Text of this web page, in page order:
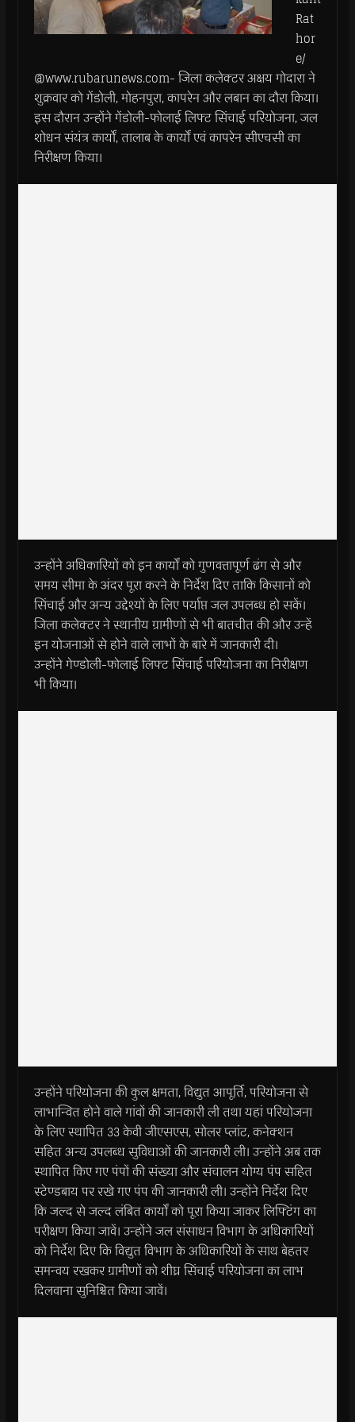
Rat
hor
e/
@www.rubarunews.com- जिला कलेक्टर अक्षय गोदारा ने
शुक्रवार को गेंडोली, मोहनपुरा, कापरेन और लबान का दौरा किया।
इस दौरान उन्‍होंने गेंडोली-फोलाई लिफ्ट सिंचाई परियोजना, जल
शोधन संयंत्र कार्यों, तालाब के कार्यों एवं कापरेन सीएचसी का
निरीक्षण किया।
उन्होंने अधिकारियों को इन कार्यों को गुणवत्तापूर्ण ढंग से और
समय सीमा के अंदर पूरा करने के निर्देश दिए ताकि किसानों को
सिंचाई और अन्य उद्देश्यों के लिए पर्याप्त जल उपलब्ध हो सकें।
जिला कलेक्टर ने स्थानीय ग्रामीणों से भी बातचीत की और उन्हें
इन योजनाओं से होने वाले लाभों के बारे में जानकारी दी।
उन्होंने गेण्‍डोली-फोलाई लिफ्ट सिंचाई परियोजना का निरीक्षण
भी किया।
उन्होंने परियोजना की कुल क्षमता, विद्युत आपूर्ति, परियोजना से
लाभान्वित होने वाले गांवों की जानकारी ली तथा यहां परियोजना
के लिए स्‍थापित 33 केवी जीएसएस, सोलर प्‍लांट, कनेक्‍शन
सहित अन्‍य उपलब्‍ध सुविधाओं की जानकारी ली। उन्‍होंने अब तक
स्‍थापित किए गए पंपों की संख्‍या और संचालन योग्‍य पंप सहित
स्‍टेण्‍डबाय पर रखे गए पंप की जानकारी ली। उन्‍होंने निर्देश दिए
कि जल्‍द से जल्‍द लंबित कार्यों को पूरा किया जाकर लिफ्टिंग का
परीक्षण किया जावें। उन्‍होंने जल संसाधन विभाग के अधिकारियों
को निर्देश दिए कि विद्युत विभाग के अधिकारियों के साथ बेहतर
समन्‍वय रखकर ग्रामीणों को शीघ्र सिंचाई परियोजना का लाभ
दिलवाना सुनिश्चित किया जावें।